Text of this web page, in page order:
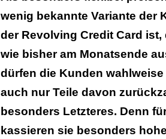
Kettenkarussel für Kredite
Alternativen für Pfiffige
wenig bekannte Variante der
der Revolving Credit Card
wie bisher am Monatsende
dürfen die Kunden
auch nur Teile davon
besonders Letzteres. Denn
kassieren sie besonders